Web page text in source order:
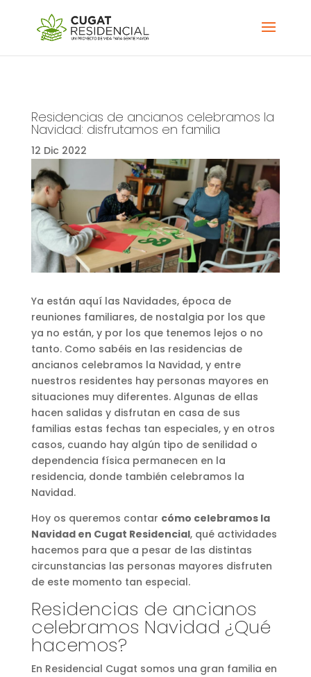
Residencias de ancianos celebramos la
Navidad: disfrutamos en familia
12 Dic 2022
Ya están aquí las Navidades, época de
reuniones familiares, de nostalgia por los que
ya no están, y por los que tenemos lejos o no
tanto. Como sabéis en las residencias de
ancianos celebramos la Navidad, y entre
nuestros residentes hay personas mayores en
situaciones muy diferentes. Algunas de ellas
hacen salidas y disfrutan en casa de sus
familias estas fechas tan especiales, y en otros
casos, cuando hay algún tipo de senilidad o
dependencia física permanecen en la
residencia, donde también celebramos la
Navidad.
Hoy os queremos contar cómo celebramos la
Navidad en Cugat Residencial, qué actividades
hacemos para que a pesar de las distintas
circunstancias las personas mayores disfruten
de este momento tan especial.
Residencias de ancianos
celebramos Navidad ¿Qué
hacemos?
En Residencial Cugat somos una gran familia en